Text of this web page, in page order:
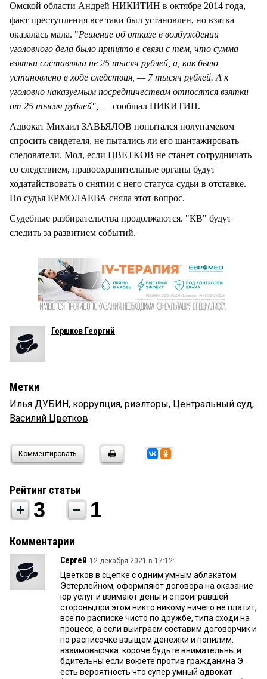
Омской области Андрей НИКИТИН в октябре 2014 года,
факт преступления все таки был установлен, но взятка
оказалась мала. "Решение об отказе в возбуждении
уголовного дела было принято в связи с тем, что сумма
взятки составляла не 25 тысяч рублей, а, как было
установлено в ходе следствия, — 7 тысяч рублей. А к
уголовно наказуемым посредничествам относятся взятки
от 25 тысяч рублей", — сообщал НИКИТИН.
Адвокат Михаил ЗАВЬЯЛОВ попытался полунамеком
спросить свидетеля, не пытались ли его шантажировать
следователи. Мол, если ЦВЕТКОВ не станет сотрудничать
со следствием, правоохранительные органы будут
ходатайствовать о снятии с него статуса судьи в отставке.
Но судья ЕРМОЛАЕВА сняла этот вопрос.
Судебные разбирательства продолжаются. "КВ" будут
следить за развитием событий.
Горшков Георгий
Метки
Илья ДУБИН, коррупция, риэлторы, Центральный суд,
Василий Цветков
Комментировать
Рейтинг статьи
3 1
Комментарии
Сергей 12 декабря 2021 в 17:12:
Цветков в сцепке с одним умным аблакатом
Эстерлейном, оформляют договора на оказание
юр услуг и взимают деньги с проигравшей
стороны,при этом никто никому ничего не платит,
все по расписке чисто по дружбе, типа сходи на
процесс, а если выиграем составим договорчик и
по расписочке взыщем денежки и попилим.
взаимовырчка. короче будьте внимательны и
бдительны если воюете против гражданина Э.
есть вероятность что супер умный адвокат